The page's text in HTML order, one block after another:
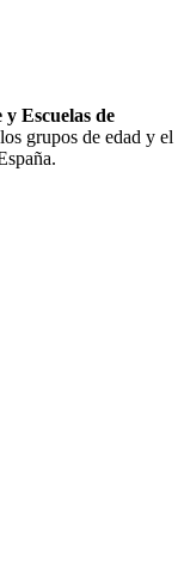
Escuelas de
grupos de edad y el